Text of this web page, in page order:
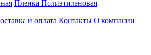
Пленка Полиэтиленовая
и оплата Контакты О компании